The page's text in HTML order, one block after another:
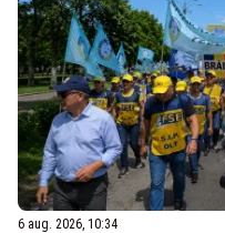
6 aug. 2026, 10:34